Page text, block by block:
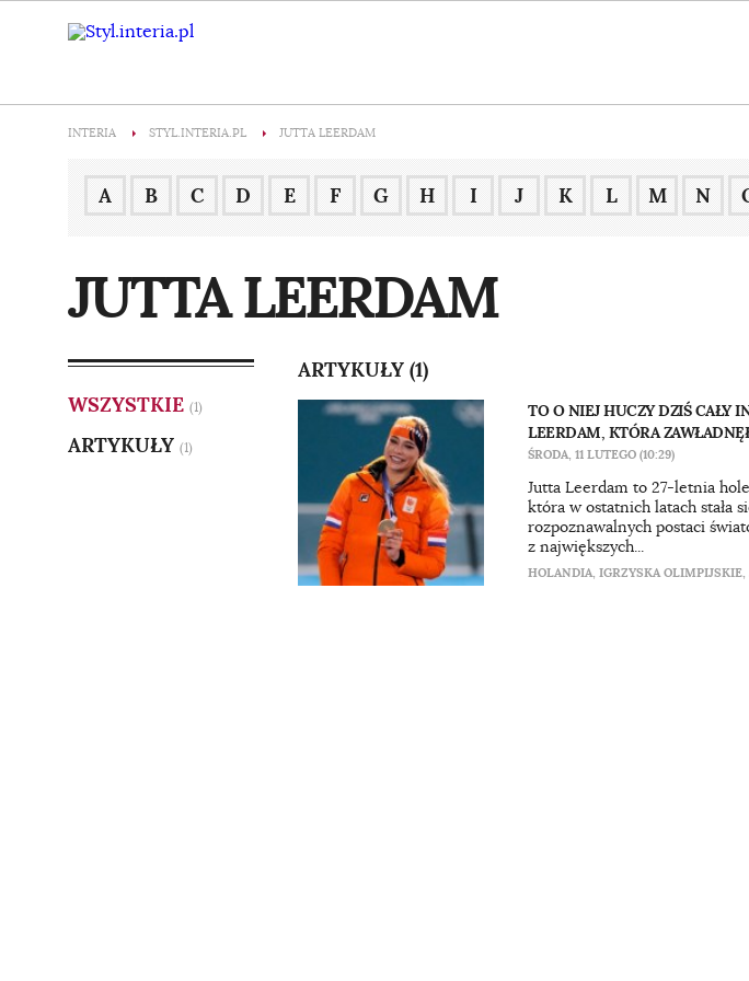
INTERIA STYL.INTERIA.PL JUTTA LEERDAM
A B C D E F G H I J K L M N
JUTTA LEERDAM
WSZYSTKIE (1)
ARTYKUŁY (1)
ARTYKUŁY (1)
TO O NIEJ HUCZY DZIŚ CAŁY
LEERDAM, KTÓRA
ŚRODA, 11 LUTEGO (10:29)
Jutta Leerdam to 27-letnia
która w ostatnich latach stała
rozpoznawalnych postaci
z największych...
HOLANDIA, IGRZYSKA OLIMPIJSKIE,